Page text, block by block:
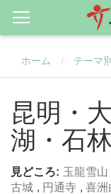
ホーム / テーマ
昆明・
湖・石
見どころ: 玉龍雪山
古城 , 円通寺 , 喜洲